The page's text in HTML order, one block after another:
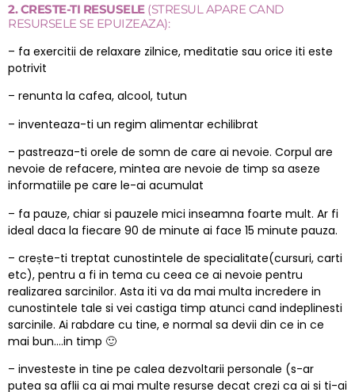
2. CRESTE-TI RESUSELE (STRESUL APARE CAND
RESURSELE SE EPUIZEAZA):
– fa exercitii de relaxare zilnice, meditatie sau orice iti este
potrivit
– renunta la cafea, alcool, tutun
– inventeaza-ti un regim alimentar echilibrat
– pastreaza-ti orele de somn de care ai nevoie. Corpul are
nevoie de refacere, mintea are nevoie de timp sa aseze
informatiile pe care le-ai acumulat
– fa pauze, chiar si pauzele mici inseamna foarte mult. Ar fi
ideal daca la fiecare 90 de minute ai face 15 minute pauza.
– crește-ti treptat cunostintele de specialitate(cursuri, carti
etc), pentru a fi in tema cu ceea ce ai nevoie pentru
realizarea sarcinilor. Asta iti va da mai multa incredere in
cunostintele tale si vei castiga timp atunci cand indeplinesti
sarcinile. Ai rabdare cu tine, e normal sa devii din ce in ce
mai bun….in timp 🙂
– investeste in tine pe calea dezvoltarii personale (s-ar
putea sa aflii ca ai mai multe resurse decat crezi ca ai si ti-ai